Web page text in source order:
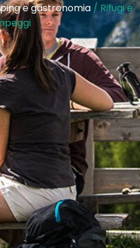
e gastronomia/ Rifugi e